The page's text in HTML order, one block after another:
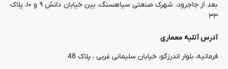
بعد از جاجرود، شهرک صنعتی سیاهسنگ، بین خیابان دانش ۹ و ۱۰، پلاک
۳۳
آدرس آتلیه معماری
فرمانیه، بلوار اندرزگو، خیابان سلیمانی غربی ، پلاک 48